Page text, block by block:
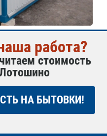
работа?
стоимость
НА БЫТОВКИ!